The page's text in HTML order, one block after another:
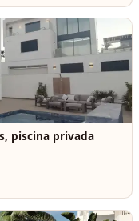
piscina privada